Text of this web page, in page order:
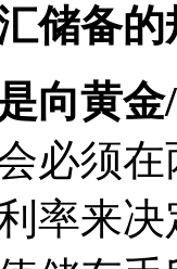
储备
向黄
必须
率来